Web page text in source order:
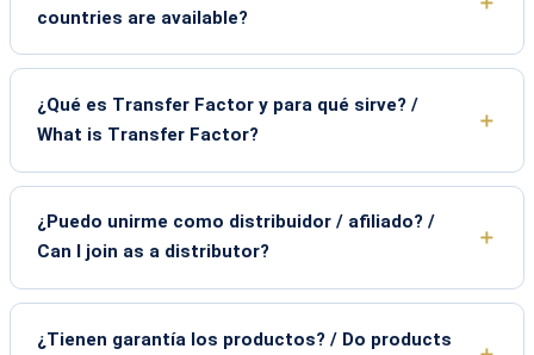
countries are available?
¿Qué es Transfer Factor y para qué sirve? /
What is Transfer Factor?
¿Puedo unirme como distribuidor / afiliado? /
Can I join as a distributor?
¿Tienen garantía los productos? / Do products